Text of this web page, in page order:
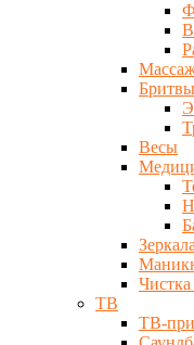
Бритвы
Весы
ТВ
ТВ-